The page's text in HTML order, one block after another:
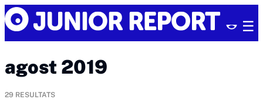
Skip
to
content
Junior
Report
agost 2019
29 RESULTATS